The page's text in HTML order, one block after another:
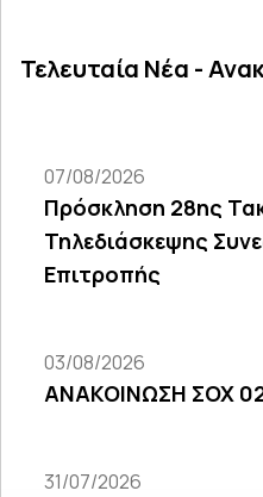
Τελευταία Νέα -
07/08/2026
Πρόσκληση 28ης
Τηλεδιάσκεψης
Επιτροπής
03/08/2026
ΑΝΑΚΟΙΝΩΣΗ ΣΟΧ
31/07/2026